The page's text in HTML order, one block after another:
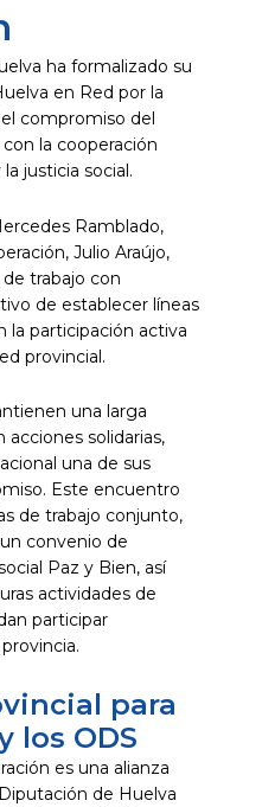
ha formalizado su
en Red por la
compromiso del
la cooperación
justicia social.
Ramblado,
Julio Araújo,
trabajo con
de establecer líneas
la participación activa
provincial.
una larga
solidarias,
una de sus
Este encuentro
de trabajo conjunto,
convenio de
Paz y Bien, así
actividades de
participar
para
los ODS
es una alianza
de Huelva